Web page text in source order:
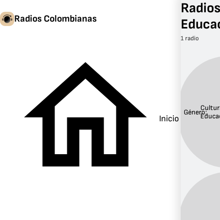
Radios Colombianas
Inicio
1 radio
Género: